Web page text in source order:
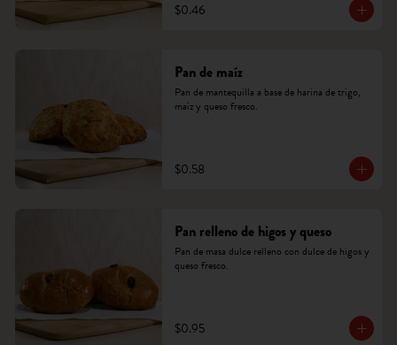
$0.46
Pan de maíz
Pan de mantequilla a base de harina de trigo,
maíz y queso fresco.
$0.58
Pan relleno de higos y queso
Pan de masa dulce relleno con dulce de higos y
queso fresco.
$0.95